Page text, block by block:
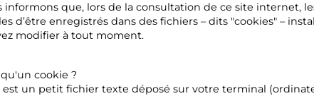
informons que, lors de la consultation de ce site internet,
d’être enregistrés dans des fichiers – dits "cookies" –
modifier à tout moment.
cookie ?
est un petit fichier texte déposé sur votre terminal